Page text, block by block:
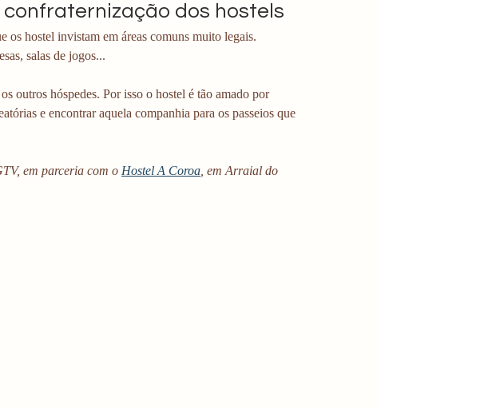
dos hostels
salas de jogos...
outros hóspedes. Por isso o hostel é tão amado por
e encontrar aquela companhia para os passeios que
em parceria com o Hostel A Coroa , em Arraial do